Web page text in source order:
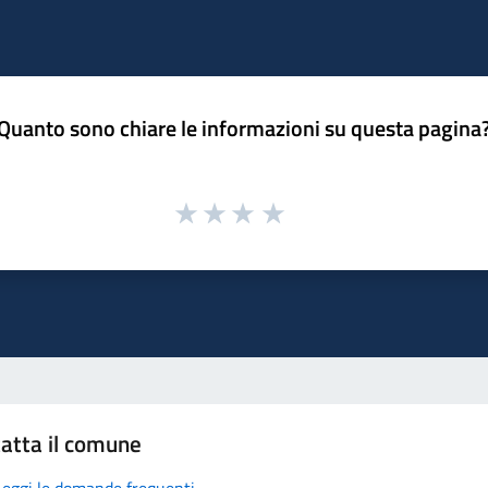
sono chiare le informazioni su questa
il comune